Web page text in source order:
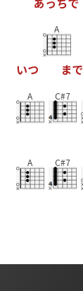
いつ
A
まで
A C#7
A C#7